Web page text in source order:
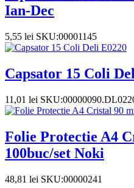
Ian-Dec
5,55 lei SKU:00001145
Capsator 15 Coli
11,01 lei
Folie Protectie A4
100buc/set Noki
48,81 lei SKU:00000241